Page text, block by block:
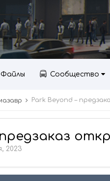
Файлы Сообщество
Park Beyond –
2023